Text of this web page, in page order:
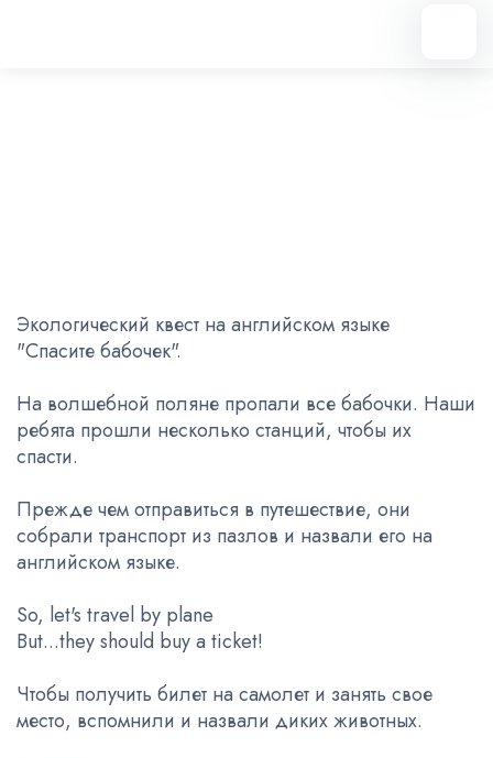
Экологический квест на английском языке
"Спасите бабочек".
На волшебной поляне пропали все бабочки. Наши
ребята прошли несколько станций, чтобы их
спасти.
Прежде чем отправиться в путешествие, они
собрали транспорт из пазлов и назвали его на
английском языке.
So, let's travel by plane
But...they should buy a ticket!
Чтобы получить билет на самолет и занять свое
место, вспомнили и назвали диких животных.